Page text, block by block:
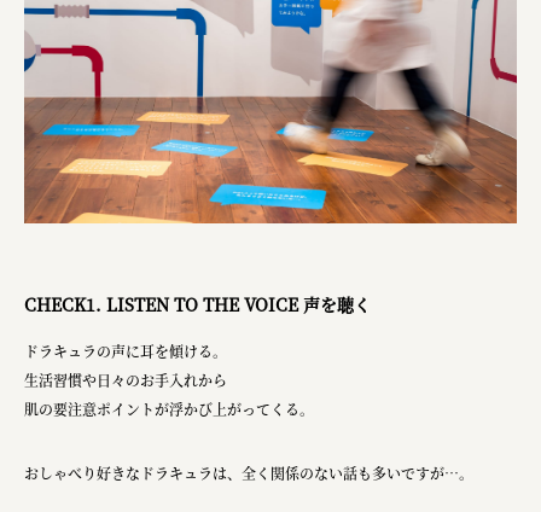
株式会社 京都産業振興センター
旭酒造株式会社
株式会社レリアン
日本出版販売株式会社
一般社団法人日本家具産業振興会、メッセフランクフル
オクズミ商事
横浜市
CHECK1. LISTEN TO THE VOICE 声を聴く
ドラキュラの声に耳を傾ける。
生活習慣や日々のお手入れから
肌の要注意ポイントが浮かび上がってくる。
おしゃべり好きなドラキュラは、全く関係のない話も多いですが…。